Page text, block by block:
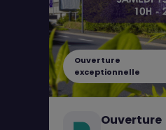
Ouverture
exceptionnelle
Ouverture